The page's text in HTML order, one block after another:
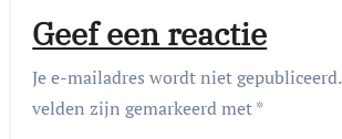
Geef een reactie
Je e-mailadres wordt niet gepubliceerd.
velden zijn gemarkeerd met*